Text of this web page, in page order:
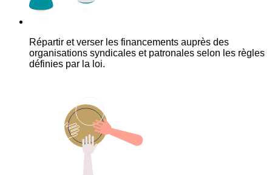
Répartir et verser les financements auprès des
organisations syndicales et patronales selon les règles
définies par la loi.